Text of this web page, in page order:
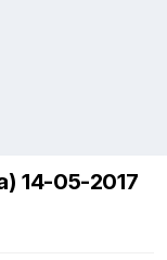
14-05-2017